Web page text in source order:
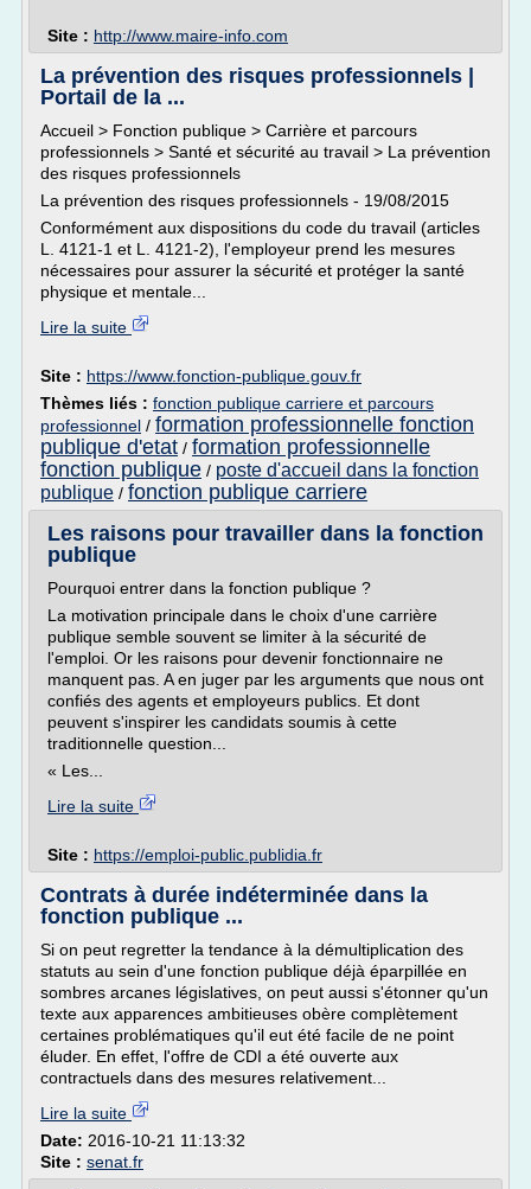
Site : http://www.maire-info.com
La prévention des risques professionnels |
Portail de la ...
Accueil > Fonction publique > Carrière et parcours
professionnels > Santé et sécurité au travail > La prévention
des risques professionnels
La prévention des risques professionnels - 19/08/2015
Conformément aux dispositions du code du travail (articles
L. 4121-1 et L. 4121-2), l'employeur prend les mesures
nécessaires pour assurer la sécurité et protéger la santé
physique et mentale...
Lire la suite
Site : https://www.fonction-publique.gouv.fr
Thèmes liés : fonction publique carriere et parcours
professionnel / formation professionnelle fonction
publique d'etat / formation professionnelle
fonction publique / poste d'accueil dans la fonction
publique / fonction publique carriere
Les raisons pour travailler dans la fonction
publique
Pourquoi entrer dans la fonction publique ?
La motivation principale dans le choix d'une carrière
publique semble souvent se limiter à la sécurité de
l'emploi. Or les raisons pour devenir fonctionnaire ne
manquent pas. A en juger par les arguments que nous ont
confiés des agents et employeurs publics. Et dont
peuvent s'inspirer les candidats soumis à cette
traditionnelle question...
« Les...
Lire la suite
Site : https://emploi-public.publidia.fr
Contrats à durée indéterminée dans la
fonction publique ...
Si on peut regretter la tendance à la démultiplication des
statuts au sein d'une fonction publique déjà éparpillée en
sombres arcanes législatives, on peut aussi s'étonner qu'un
texte aux apparences ambitieuses obère complètement
certaines problématiques qu'il eut été facile de ne point
éluder. En effet, l'offre de CDI a été ouverte aux
contractuels dans des mesures relativement...
Lire la suite
Date: 2016-10-21 11:13:32
Site : senat.fr